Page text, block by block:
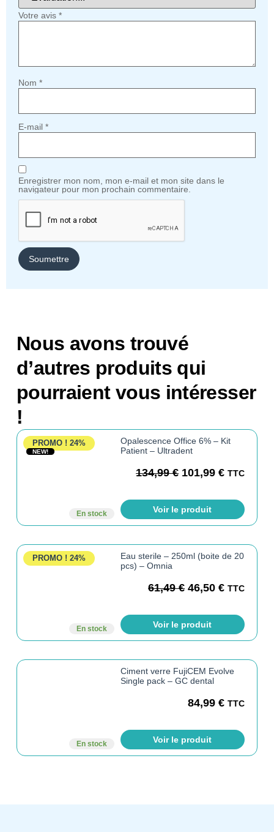
Votre avis *
Nom *
E-mail *
Enregistrer mon nom, mon e-mail et mon site dans le
navigateur pour mon prochain commentaire.
Nous avons trouvé
d’autres produits qui
pourraient vous intéresser
!
PROMO ! 24%
NEW!
En stock
Opalescence Office 6% – Kit
Patient – Ultradent
134,99€ 101,99€ TTC
Voir le produit
PROMO ! 24%
En stock
Eau sterile – 250ml (boite de 20
pcs) – Omnia
61,49€ 46,50€ TTC
Voir le produit
En stock
Ciment verre FujiCEM Evolve
Single pack – GC dental
84,99€ TTC
Voir le produit